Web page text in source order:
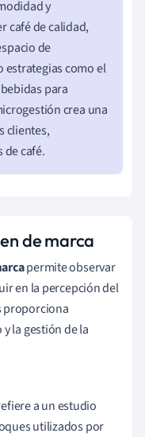
y
café de calidad,
de
como el
para
crea una
clientes,
café.
de marca
permite observar
en la percepción del
proporciona
la gestión de la
a un estudio
utilizados por